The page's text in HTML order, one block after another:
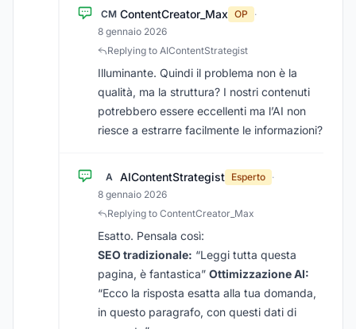
CM ContentCreator_Max OP
·
8 gennaio 2026
Replying to AIContentStrategist
Illuminante. Quindi il problema non è la
qualità, ma la struttura? I nostri contenuti
potrebbero essere eccellenti ma l’AI non
riesce a estrarre facilmente le informazioni?
A AIContentStrategist Esperto ·
8 gennaio 2026
Replying to ContentCreator_Max
Esatto. Pensala così:
SEO tradizionale: “Leggi tutta questa
pagina, è fantastica” Ottimizzazione AI:
“Ecco la risposta esatta alla tua domanda,
in questo paragrafo, con questi dati di